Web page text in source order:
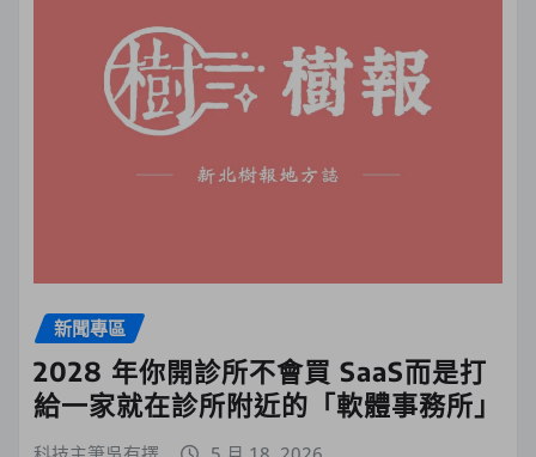
新聞專區
2028 年你開診所不會買 SaaS而是打
給一家就在診所附近的「軟體事務所」